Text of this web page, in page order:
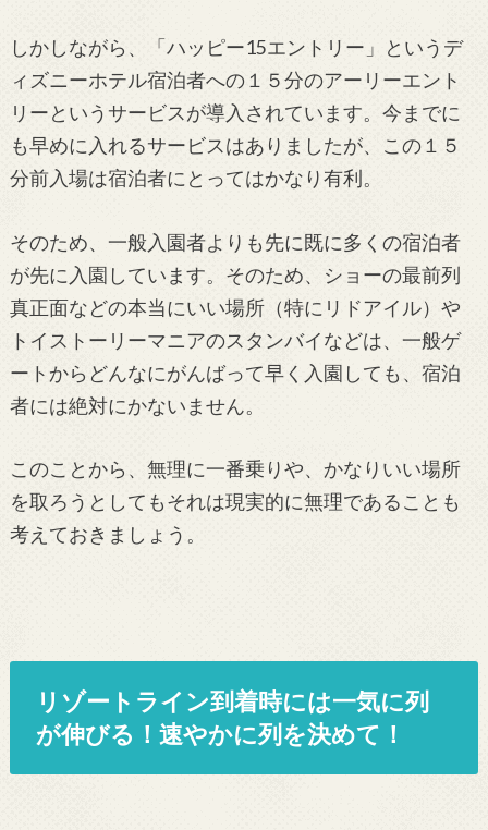
しかしながら、「ハッピー15エントリー」というデ
ィズニーホテル宿泊者への１５分のアーリーエント
リーというサービスが導入されています。今までに
も早めに入れるサービスはありましたが、この１５
分前入場は宿泊者にとってはかなり有利。
そのため、一般入園者よりも先に既に多くの宿泊者
が先に入園しています。そのため、ショーの最前列
真正面などの本当にいい場所（特にリドアイル）や
トイストーリーマニアのスタンバイなどは、一般ゲ
ートからどんなにがんばって早く入園しても、宿泊
者には絶対にかないません。
このことから、無理に一番乗りや、かなりいい場所
を取ろうとしてもそれは現実的に無理であることも
考えておきましょう。
リゾートライン到着時には一気に列
が伸びる！速やかに列を決めて！